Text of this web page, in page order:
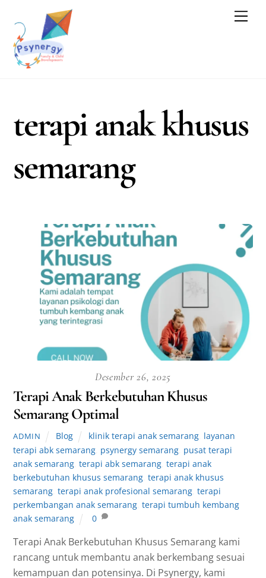
content
terapi anak khusus
semarang
Desember 26, 2025
Terapi Anak Berkebutuhan Khusus
Semarang Optimal
ADMIN Blog klinik terapi anak semarang, layanan
terapi abk semarang psynergy semarang pusat terapi
anak semarang ,terapi abk semarang ,terapi anak
berkebutuhan khusus semarang ,terapi anak khusus
semarang ,terapi anak profesional semarang ,terapi
perkembangan anak semarang ,terapi tumbuh kembang
anak semarang
0
Terapi Anak Berkebutuhan Khusus Semarang kami
rancang untuk membantu anak berkembang sesuai
kemampuan dan potensinya. Di Psynergy, kami